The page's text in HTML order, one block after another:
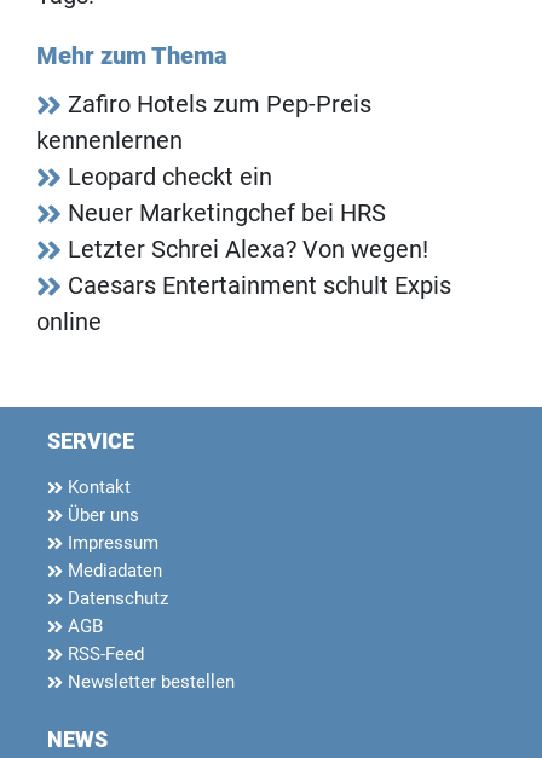
Mehr zum Thema
Zafiro Hotels zum Pep-Preis
kennenlernen
Leopard checkt ein
Neuer Marketingchef bei HRS
Letzter Schrei Alexa? Von wegen!
Caesars Entertainment schult Expis
online
SERVICE
Kontakt
Über uns
Impressum
Mediadaten
Datenschutz
AGB
RSS-Feed
Newsletter bestellen
NEWS